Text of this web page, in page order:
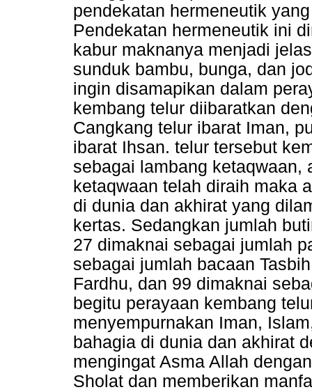
pendekatan hermeneutik
Pendekatan hermeneutik ini
kabur maknanya menjadi
sunduk bambu, bunga, dan
ingin disamapikan dalam
kembang telur diibaratkan
Cangkang telur ibarat Iman,
ibarat Ihsan. telur tersebut
sebagai lambang ketaqwaan,
ketaqwaan telah diraih maka
di dunia dan akhirat yang
kertas. Sedangkan jumlah
27 dimaknai sebagai jumlah
sebagai jumlah bacaan
Fardhu, dan 99 dimaknai
begitu perayaan kembang
menyempurnakan Iman,
bahagia di dunia dan akhirat
mengingat Asma Allah
Sholat dan memberikan